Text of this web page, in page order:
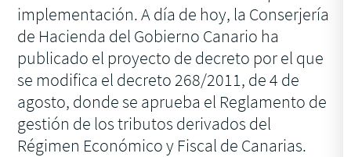
implementación. A día de hoy, la Conserjería
de Hacienda del Gobierno Canario ha
publicado el proyecto de decreto por el que
se modifica el decreto 268/2011, de 4 de
agosto, donde se aprueba el Reglamento de
gestión de los tributos derivados del
Régimen Económico y Fiscal de Canarias.